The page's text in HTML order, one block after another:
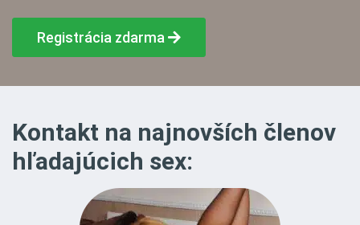
Registrácia zdarma
Kontakt na najnovších členov
hľadajúcich sex: